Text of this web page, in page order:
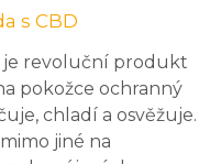
s CBD
je revoluční produkt
pokožce ochranný
chladí a osvěžuje.
jiné na